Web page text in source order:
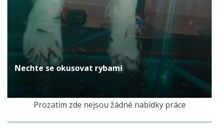
Nechte se okusovat rybami
před 15 lety
Prozatím zde nejsou žádné nabídky práce